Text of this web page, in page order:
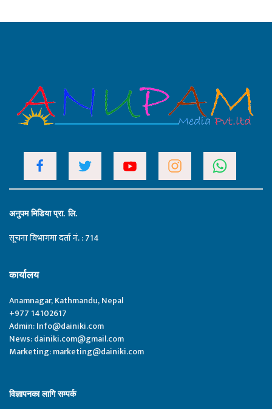
अनुपम मिडिया प्रा. लि.
सूचना विभागमा दर्ता नं. : 714
कार्यालय
Anamnagar, Kathmandu, Nepal
+977 14102617
Admin:Info@dainiki.com
News:dainiki.com@gmail.com
Marketing:marketing@dainiki.com
विज्ञापनका लागि सम्पर्क